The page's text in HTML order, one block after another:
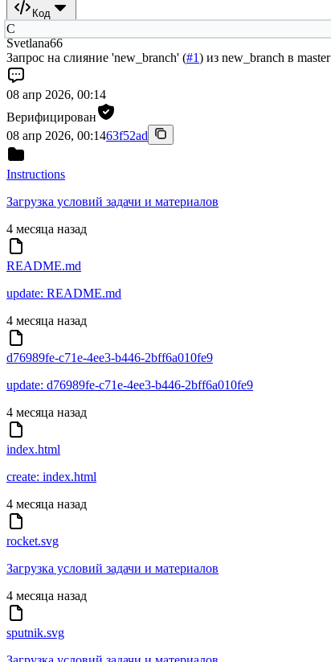
Код
С
Svetlana66
Запрос на слияние 'new_branch' (#1) из new_branch в master
08 апр 2026, 00:14
Верифицирован
08 апр 2026, 00:1463f52ad
Instructions
Загрузка условий задачи и материалов
4 месяца назад
README.md
update: README.md
4 месяца назад
d76989fe-c71e-4ee3-b446-2bff6a010fe9
update: d76989fe-c71e-4ee3-b446-2bff6a010fe9
4 месяца назад
index.html
create: index.html
4 месяца назад
rocket.svg
Загрузка условий задачи и материалов
4 месяца назад
sputnik.svg